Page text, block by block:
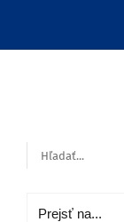
Hľadať:
Prejsť na...